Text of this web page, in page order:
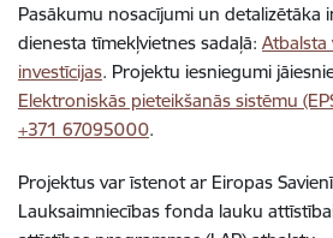
Pasākumu nosacījumi un detalizētāka
dienesta tīmekļvietnes sadaļā: Atbalsta
investīcijas. Projektu iesniegumi
Elektroniskās pieteikšanās sistēmu
+371 67095000.
Projektus var īstenot ar Eiropas
Lauksaimniecības fonda lauku